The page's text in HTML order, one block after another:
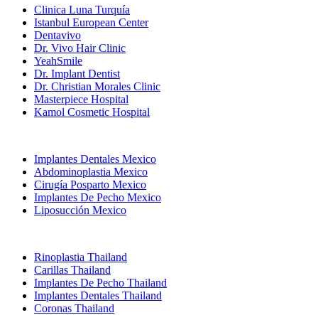
Clinica Luna Turquía
Istanbul European Center
Dentavivo
Dr. Vivo Hair Clinic
YeahSmile
Dr. Implant Dentist
Dr. Christian Morales Clinic
Masterpiece Hospital
Kamol Cosmetic Hospital
Implantes Dentales Mexico
Abdominoplastia Mexico
Cirugía Posparto Mexico
Implantes De Pecho Mexico
Liposucción Mexico
Rinoplastia Thailand
Carillas Thailand
Implantes De Pecho Thailand
Implantes Dentales Thailand
Coronas Thailand